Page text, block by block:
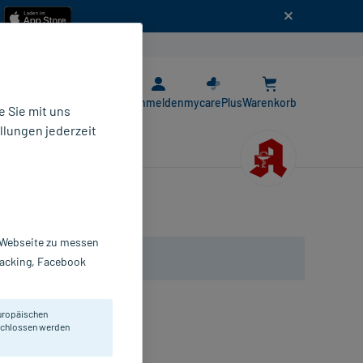
AnmeldenmycarePlusWarenkorb
Sie mit uns
jederzeit
zu messen
Facebook
werden